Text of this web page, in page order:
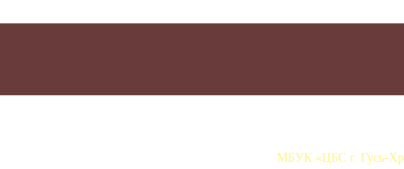
МБУК «ЦБС г. Гусь-